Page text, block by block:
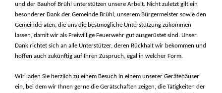
und der Bauhof Brühl unterstützen unsere Arbeit. Nicht zuletzt gilt ein
besonderer Dank der Gemeinde Brühl, unserem Bürgermeister sowie den
Gemeinderäten, die uns die bestmögliche Unterstützung zukommen
lassen, damit wir als Freiwillige Feuerwehr gut ausgerüstet sind. Unser
Dank richtet sich an alle Unterstützer, deren Rückhalt wir bekommen und
hoffen auch zukünftig auf Ihren Zuspruch, egal in welcher Form.
Wir laden Sie herzlich zu einem Besuch in einem unserer Gerätehäuser
ein, bei dem wir Ihnen gerne die Gerätschaften zeigen, die Tätigkeiten der